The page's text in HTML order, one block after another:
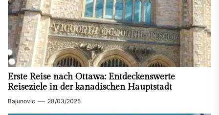
Erste Reise nach Ottawa: Entdeckenswerte
Reiseziele in der kanadischen Hauptstadt
Bajunovic 28/03/2025